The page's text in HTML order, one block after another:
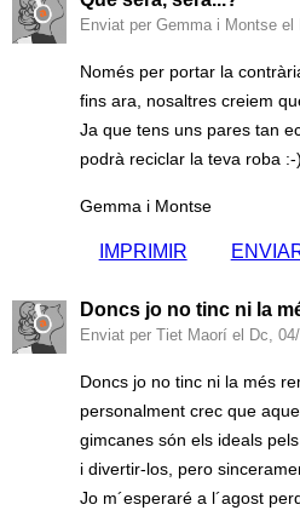
Enviat per Gemma i Montse
Només per portar la
fins ara, nosaltres creiem
Ja que tens uns pares tan
podrà reciclar la teva roba :-)
Gemma i Montse
IMPRIMIR
Doncs jo no tinc ni la
Enviat per Tiet Maorí el Dc,
Doncs jo no tinc ni la més
personalment crec que
gimcanes són els ideals
i divertir-los, pero
Jo m´esperaré a l´agost